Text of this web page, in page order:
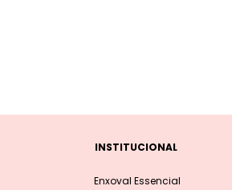
INSTITUCIONAL
Enxoval Essencial